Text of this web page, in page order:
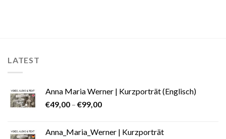
LATEST
Anna Maria Werner | Kurzporträt (Englisch)
€49,00 – €99,00
Anna_Maria_Werner | Kurzporträt